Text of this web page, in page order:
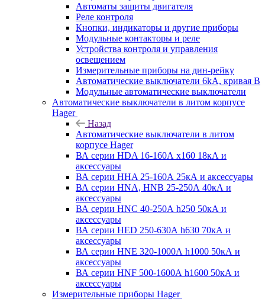
Автоматы защиты двигателя
Реле контроля
Кнопки, индикаторы и другие приборы
Модульные контакторы и реле
Устройства контроля и управления
освещением
Измерительные приборы на дин-рейку
Автоматические выключатели 6kA, кривая В
Модульные автоматические выключатели
Автоматические выключатели в литом корпусе
Hager
Назад
Автоматические выключатели в литом
корпусе Hager
ВА серии HDA 16-160А x160 18кА и
аксессуары
ВА серии HHA 25-160А 25кА и аксессуары
ВА серии HNA, HNB 25-250А 40кА и
аксессуары
ВА серии HNC 40-250А h250 50кА и
аксессуары
ВА серии HED 250-630А h630 70кА и
аксессуары
ВА серии HNE 320-1000А h1000 50кА и
аксессуары
ВА серии HNF 500-1600А h1600 50кА и
аксессуары
Измерительные приборы Hager